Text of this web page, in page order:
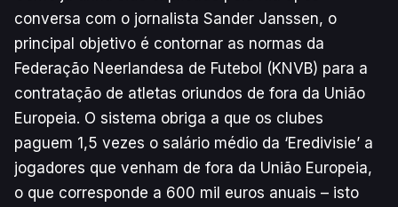
conversa com o jornalista Sander Janssen, o
principal objetivo é contornar as normas da
Federação Neerlandesa de Futebol (KNVB) para a
contratação de atletas oriundos de fora da União
Europeia. O sistema obriga a que os clubes
paguem 1,5 vezes o salário médio da ‘Eredivisie’ a
jogadores que venham de fora da União Europeia,
o que corresponde a 600 mil euros anuais – isto